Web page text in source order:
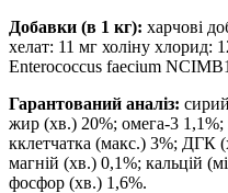
Добавки (в 1 кг): харчові
хелат: 11 мг холіну хлорид:
Enterococcus faecium
Гарантований аналіз:
жир (хв.) 20%; омега-3
кклетчатка (макс.) 3%; ДГК
магній (хв.) 0,1%; кальцій
фосфор (хв.) 1,6%.